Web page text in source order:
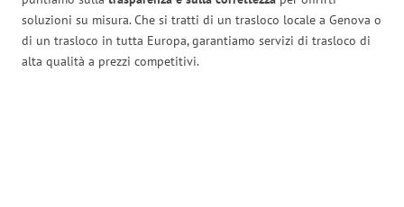
soluzioni su misura. Che si tratti di un trasloco locale a Genova o
di un trasloco in tutta Europa, garantiamo servizi di trasloco di
alta qualità a prezzi competitivi.